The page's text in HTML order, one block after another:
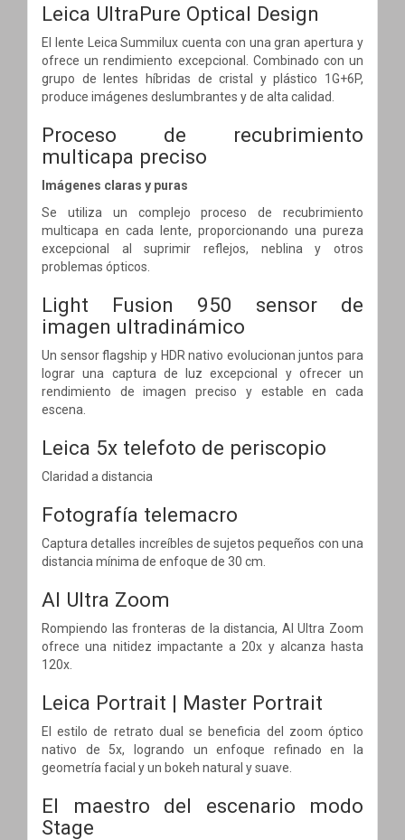
Leica UltraPure Optical Design
El lente Leica Summilux cuenta con una gran apertura y
ofrece un rendimiento excepcional. Combinado con un
grupo de lentes híbridas de cristal y plástico 1G+6P,
produce imágenes deslumbrantes y de alta calidad.
Proceso de recubrimiento
multicapa preciso
Imágenes claras y puras
Se utiliza un complejo proceso de recubrimiento
multicapa en cada lente, proporcionando una pureza
excepcional al suprimir reflejos, neblina y otros
problemas ópticos.
Light Fusion 950 sensor de
imagen ultradinámico
Un sensor flagship y HDR nativo evolucionan juntos para
lograr una captura de luz excepcional y ofrecer un
rendimiento de imagen preciso y estable en cada
escena.
Leica 5x telefoto de periscopio
Claridad a distancia
Fotografía telemacro
Captura detalles increíbles de sujetos pequeños con una
distancia mínima de enfoque de 30 cm.
AI Ultra Zoom
Rompiendo las fronteras de la distancia, AI Ultra Zoom
ofrece una nitidez impactante a 20x y alcanza hasta
120x.
Leica Portrait | Master Portrait
El estilo de retrato dual se beneficia del zoom óptico
nativo de 5x, logrando un enfoque refinado en la
geometría facial y un bokeh natural y suave.
El maestro del escenario modo
Stage